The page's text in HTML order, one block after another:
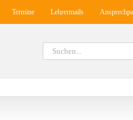
Termine Lehrermails
Suche
nach: